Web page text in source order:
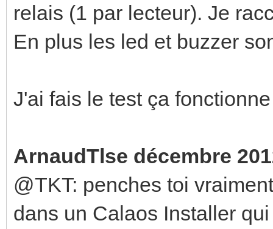
relais (1 par lecteur). Je
En plus les led et buzzer
J'ai fais le test ça
ArnaudTlse décembre
@TKT: penches toi
dans un Calaos Installer